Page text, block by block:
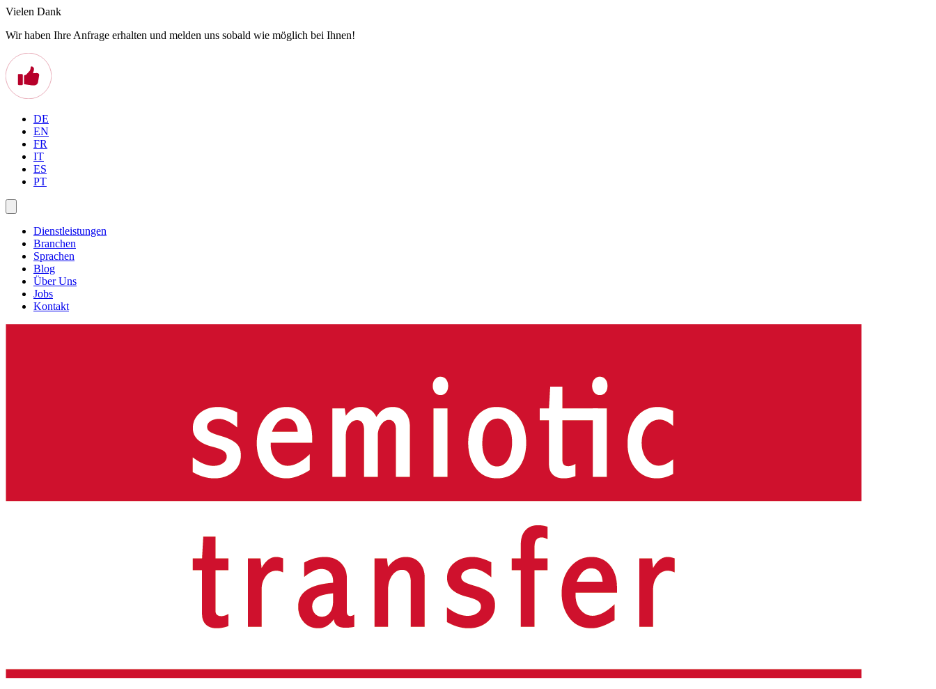
Vielen Dank
Wir haben Ihre Anfrage erhalten und melden uns sobald wie möglich bei Ihnen!
DE
EN
FR
IT
ES
PT
Dienstleistungen
Branchen
Sprachen
Blog
Über Uns
Jobs
Kontakt